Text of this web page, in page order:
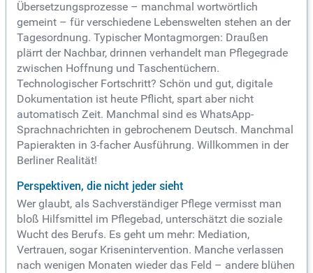
Übersetzungsprozesse – manchmal wortwörtlich
gemeint – für verschiedene Lebenswelten stehen an der
Tagesordnung. Typischer Montagmorgen: Draußen
plärrt der Nachbar, drinnen verhandelt man Pflegegrade
zwischen Hoffnung und Taschentüchern.
Technologischer Fortschritt? Schön und gut, digitale
Dokumentation ist heute Pflicht, spart aber nicht
automatisch Zeit. Manchmal sind es WhatsApp-
Sprachnachrichten in gebrochenem Deutsch. Manchmal
Papierakten in 3-facher Ausführung. Willkommen in der
Berliner Realität!
Perspektiven, die nicht jeder sieht
Wer glaubt, als Sachverständiger Pflege vermisst man
bloß Hilfsmittel im Pflegebad, unterschätzt die soziale
Wucht des Berufs. Es geht um mehr: Mediation,
Vertrauen, sogar Krisenintervention. Manche verlassen
nach wenigen Monaten wieder das Feld – andere blühen